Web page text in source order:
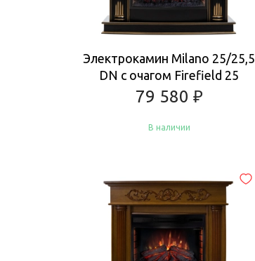
Электрокамин Milano 25/25,5
DN с очагом Firefield 25
79 580 ₽
В наличии
Купить